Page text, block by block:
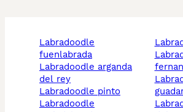
labradoodle
fuenlabrada
labradoodle arganda
del rey
labradoodle pinto
labradoodle
labradoodle san
labradoodle
labradoodle boadilla